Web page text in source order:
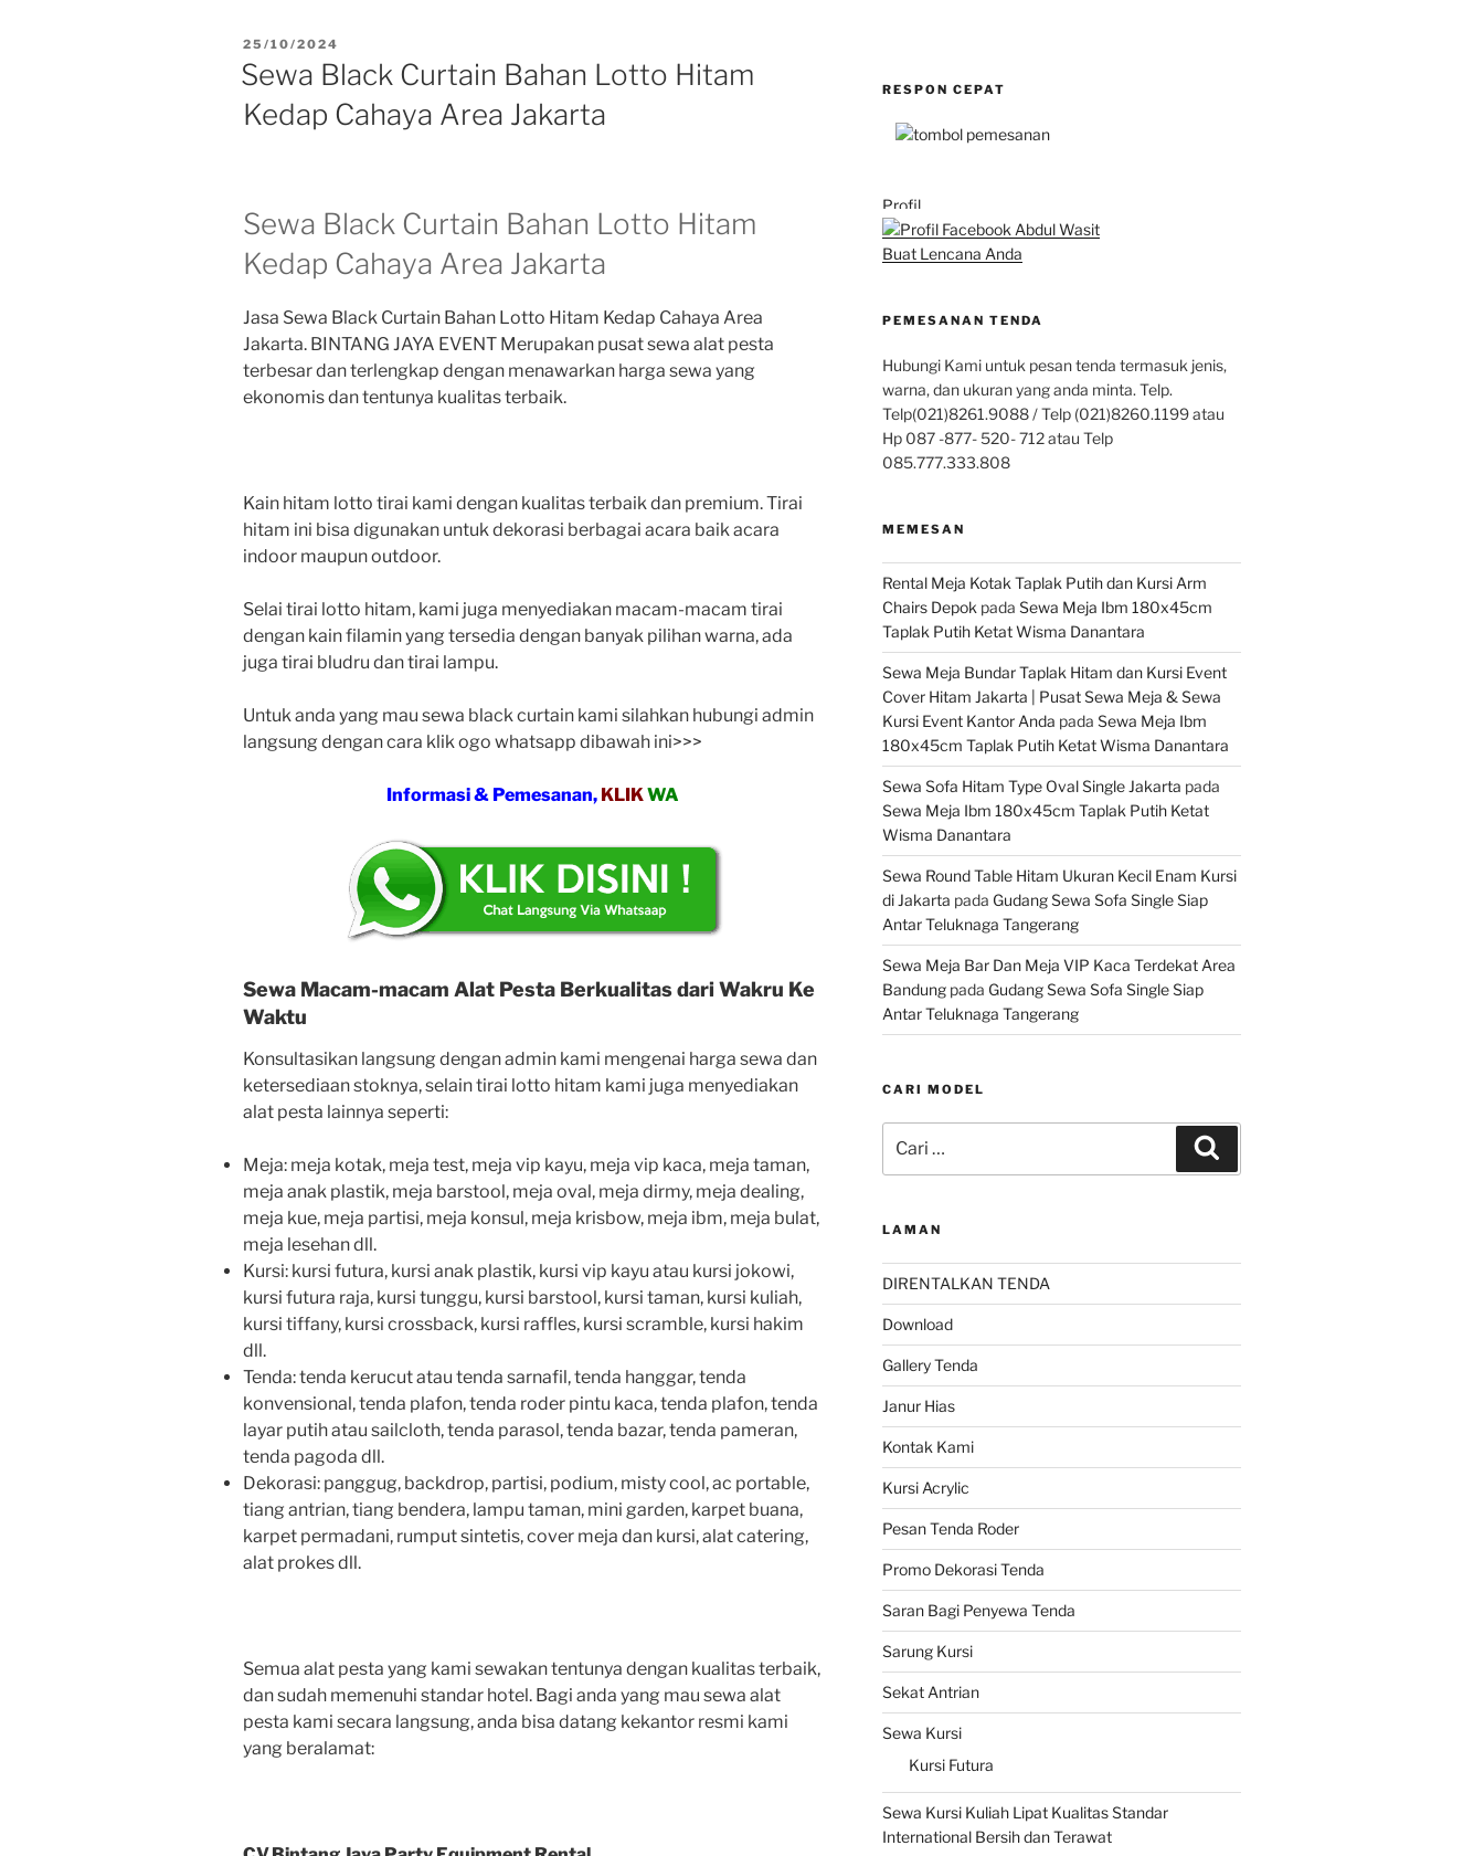
DIPOSKAN
PADA
25/10/2024
Sewa Black Curtain Bahan Lotto Hitam
Kedap Cahaya Area Jakarta
Sewa Black Curtain Bahan Lotto Hitam
Kedap Cahaya Area Jakarta
Jasa Sewa Black Curtain Bahan Lotto Hitam Kedap Cahaya Area
Jakarta. BINTANG JAYA EVENT Merupakan pusat sewa alat pesta
terbesar dan terlengkap dengan menawarkan harga sewa yang
ekonomis dan tentunya kualitas terbaik.
Kain hitam lotto tirai kami dengan kualitas terbaik dan premium. Tirai
hitam ini bisa digunakan untuk dekorasi berbagai acara baik acara
indoor maupun outdoor.
Selai tirai lotto hitam, kami juga menyediakan macam-macam tirai
dengan kain filamin yang tersedia dengan banyak pilihan warna, ada
juga tirai bludru dan tirai lampu.
Untuk anda yang mau sewa black curtain kami silahkan hubungi admin
langsung dengan cara klik ogo whatsapp dibawah ini>>>
Informasi & Pemesanan, KLIKWA
Sewa Macam-macam Alat Pesta Berkualitas dari Wakru Ke
Waktu
Konsultasikan langsung dengan admin kami mengenai harga sewa dan
ketersediaan stoknya, selain tirai lotto hitam kami juga menyediakan
alat pesta lainnya seperti:
Meja: meja kotak, meja test, meja vip kayu, meja vip kaca, meja taman,
meja anak plastik, meja barstool, meja oval, meja dirmy, meja dealing,
meja kue, meja partisi, meja konsul, meja krisbow, meja ibm, meja bulat,
meja lesehan dll.
Kursi: kursi futura, kursi anak plastik, kursi vip kayu atau kursi jokowi,
kursi futura raja, kursi tunggu, kursi barstool, kursi taman, kursi kuliah,
kursi tiffany, kursi crossback, kursi raffles, kursi scramble, kursi hakim
dll.
Tenda: tenda kerucut atau tenda sarnafil, tenda hanggar, tenda
konvensional, tenda plafon, tenda roder pintu kaca, tenda plafon, tenda
layar putih atau sailcloth, tenda parasol, tenda bazar, tenda pameran,
tenda pagoda dll.
Dekorasi: panggug, backdrop, partisi, podium, misty cool, ac portable,
tiang antrian, tiang bendera, lampu taman, mini garden, karpet buana,
karpet permadani, rumput sintetis, cover meja dan kursi, alat catering,
alat prokes dll.
Semua alat pesta yang kami sewakan tentunya dengan kualitas terbaik,
dan sudah memenuhi standar hotel. Bagi anda yang mau sewa alat
pesta kami secara langsung, anda bisa datang kekantor resmi kami
yang beralamat:
RESPON CEPAT
Profil
Buat Lencana Anda
PEMESANAN TENDA
Hubungi Kami untuk pesan tenda termasuk jenis,
warna, dan ukuran yang anda minta. Telp.
Telp(021)8261.9088 / Telp (021)8260.1199 atau
Hp 087 -877- 520- 712 atau Telp
085.777.333.808
MEMESAN
Rental Meja Kotak Taplak Putih dan Kursi Arm
Chairs Depok pada Sewa Meja Ibm 180x45cm
Taplak Putih Ketat Wisma Danantara
Sewa Meja Bundar Taplak Hitam dan Kursi Event
Cover Hitam Jakarta | Pusat Sewa Meja & Sewa
Kursi Event Kantor Anda pada Sewa Meja Ibm
180x45cm Taplak Putih Ketat Wisma Danantara
Sewa Sofa Hitam Type Oval Single Jakarta pada
Sewa Meja Ibm 180x45cm Taplak Putih Ketat
Wisma Danantara
Sewa Round Table Hitam Ukuran Kecil Enam Kursi
di Jakarta pada Gudang Sewa Sofa Single Siap
Antar Teluknaga Tangerang
Sewa Meja Bar Dan Meja VIP Kaca Terdekat Area
Bandungpada Gudang Sewa Sofa Single Siap
Antar Teluknaga Tangerang
CARI MODEL
untuk:
LAMAN
DIRENTALKAN TENDA
Download
Gallery Tenda
Janur Hias
Kontak Kami
Kursi Acrylic
Pesan Tenda Roder
Promo Dekorasi Tenda
Saran Bagi Penyewa Tenda
Sarung Kursi
Sekat Antrian
Sewa Kursi
Kursi Futura
Sewa Kursi Kuliah Lipat Kualitas Standar
International Bersih dan Terawat